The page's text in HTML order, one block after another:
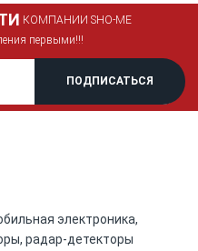
КОМПАНИИ SHO-ME
первыми!!!
электроника,
радар-детекторы